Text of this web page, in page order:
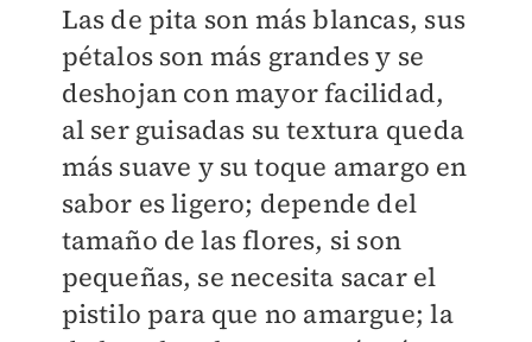
Las de pita son más blancas, sus
pétalos son más grandes y se
deshojan con mayor facilidad,
al ser guisadas su textura queda
más suave y su toque amargo en
sabor es ligero; depende del
tamaño de las flores, si son
pequeñas, se necesita sacar el
pistilo para que no amargue; la